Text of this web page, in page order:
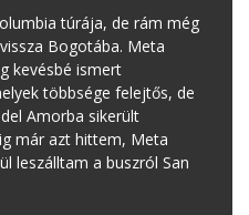
túrája, de rám még
Bogotába. Meta
kevésbé ismert
többsége felejtős, de
Amorba sikerült
már azt hittem, Meta
leszálltam a buszról San